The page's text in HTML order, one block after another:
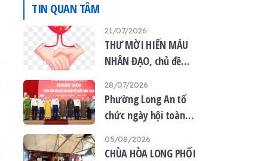
TIN QUAN TÂM
21/07/2026
THƯ MỜI HIẾN MÁU
NHÂN ĐẠO, chủ đề
mùa Vu lan”
28/07/2026
Phường Long An tổ
chức ngày hội toàn
quốc năm 2026
05/08/2026
CHÙA HÒA LONG PHỐI